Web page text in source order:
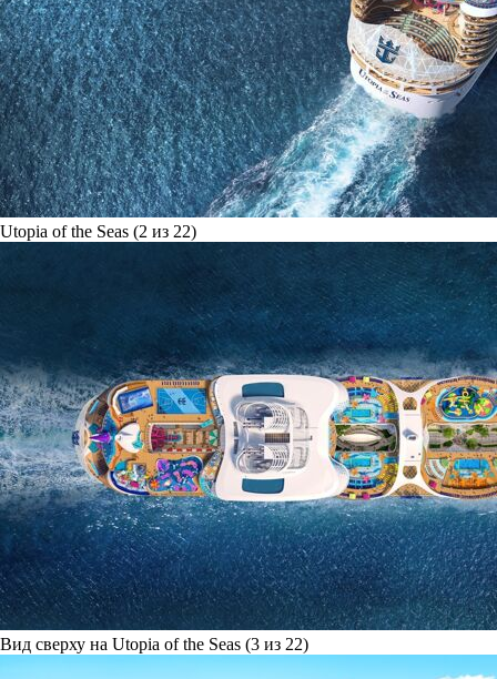
Utopia of the Seas (2 из 22)
Вид сверху на Utopia of the Seas (3 из 22)